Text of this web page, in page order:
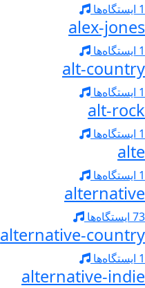
1 ایستگاه‌ها
alex-jones
1 ایستگاه‌ها
alt-country
1 ایستگاه‌ها
alt-rock
1 ایستگاه‌ها
alte
1 ایستگاه‌ها
alternative
73 ایستگاه‌ها
alternative-country
1 ایستگاه‌ها
alternative-indie